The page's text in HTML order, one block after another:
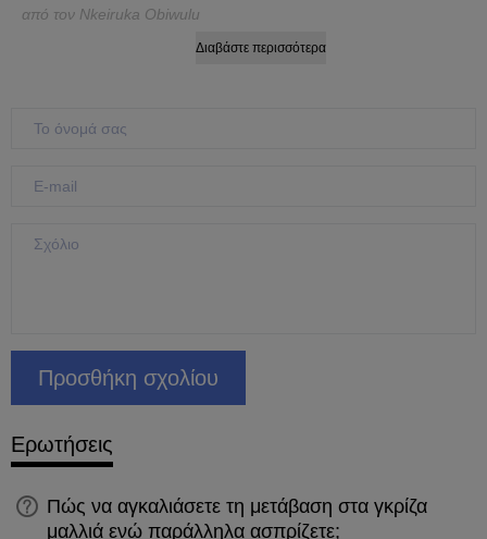
από τον Nkeiruka Obiwulu
Διαβάστε περισσότερα
Ερωτήσεις
Πώς να αγκαλιάσετε τη μετάβαση στα γκρίζα
μαλλιά ενώ παράλληλα ασπρίζετε;